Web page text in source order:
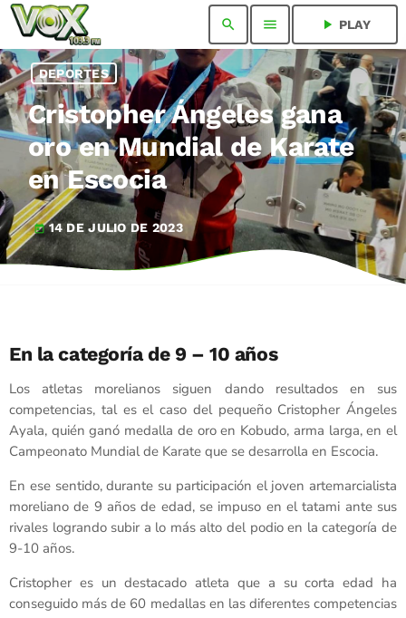
search menu play_arrow PLAY
DEPORTES
Cristopher Ángeles gana
oro en Mundial de Karate
en Escocia
today 14 DE JULIO DE 2023
En la categoría de 9 – 10 años
Los atletas morelianos siguen dando resultados en sus
competencias, tal es el caso del pequeño Cristopher Ángeles
Ayala, quién ganó medalla de oro en Kobudo, arma larga, en el
Campeonato Mundial de Karate que se desarrolla en Escocia.
En ese sentido, durante su participación el joven artemarcialista
moreliano de 9 años de edad, se impuso en el tatami ante sus
rivales logrando subir a lo más alto del podio en la categoría de
9-10 años.
Cristopher es un destacado atleta que a su corta edad ha
conseguido más de 60 medallas en las diferentes competencias